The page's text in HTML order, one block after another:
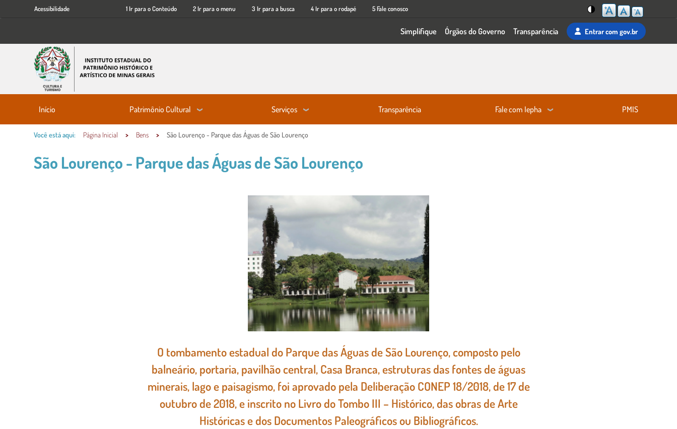
para
conteúdo
Acessibilidade
Acessibilidade 1 Ir para o Conteúdo 2 Ir para o menu 3 Ir para a busca 4 Ir para o rodapé 5 Fale conosco
Mudar
para
Simplifique Órgãos do Governo Transparência Entrarcom gov.br
Início Patrimônio Cultural Serviços Transparência Fale com Iepha PMIS
Você está aqui: Página Inicial Bens São Lourenço - Parque das Águas de São Lourenço
São Lourenço - Parque das Águas de São Lourenço
O tombamento estadual do Parque das Águas de São Lourenço, composto pelo
balneário, portaria, pavilhão central, Casa Branca, estruturas das fontes de águas
minerais, lago e paisagismo, foi aprovado pela Deliberação CONEP 18/2018, de 17 de
outubro de 2018, e inscrito no Livro do Tombo III – Histórico, das obras de Arte
Históricas e dos Documentos Paleográficos ou Bibliográficos.